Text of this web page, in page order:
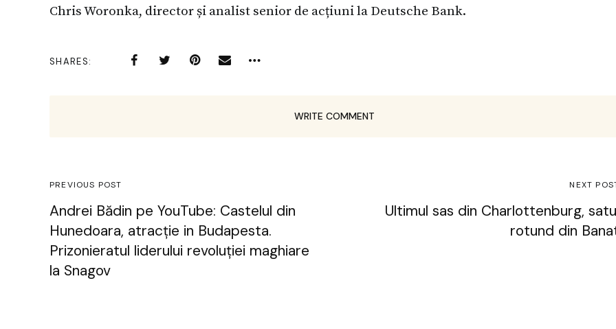
Chris Woronka, director și analist senior de acțiuni la Deutsche Bank.
SHARES
WRITE COMMENT
PREVIOUS POST
Andrei Bădin pe YouTube: Castelul din
Hunedoara, atracție in Budapesta.
Prizonieratul liderului revoluției maghiare
la Snagov
NEXT
Ultimul sas din Charlottenburg,
rotund din